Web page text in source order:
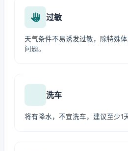
过敏
天气条件不易诱发过敏，除特殊
问题。
洗车
将有降水，不宜洗车，建议至少1